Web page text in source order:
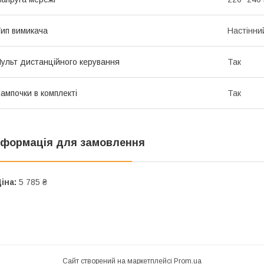
вимикача
дистанційного керування Так
в комплекті Так
для замовлення
5 785 ₴
Сайт створений на маркетплейсі Prom.ua